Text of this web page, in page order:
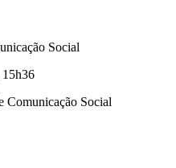
Social
Comunicação Social